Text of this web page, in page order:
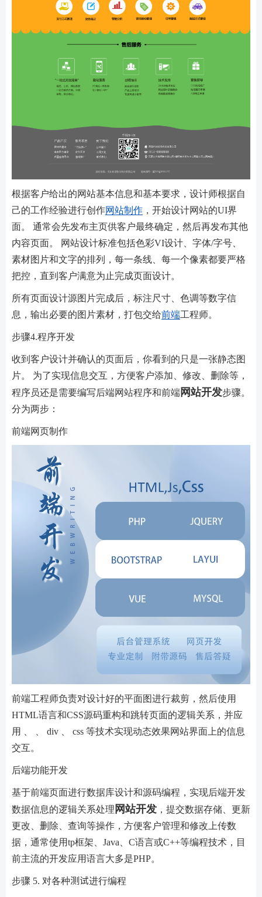
根据客户给出的网站基本信息和基本要求，设计师根据自
己的工作经验进行创作网站制作 ，开始设计网站的UI界
面。 通常会先发布主页供客户最终确定，然后再发布其他
内容页面。 网站设计标准包括色彩VI设计、字体/字号、
素材图片和文字的排列，每一条线、每一个像素都要严格
把控，直到客户满意为止完成页面设计。
所有页面设计源图片完成后，标注尺寸、色调等数字信
息，输出必要的图片素材，打包交给前端工程师。
步骤4.程序开发
收到客户设计并确认的页面后，你看到的只是一张静态图
片。 为了实现信息交互，方便客户添加、修改、删除等，
程序员还是需要编写后端网站程序和前端网站开发步骤。
分为两步：
前端网页制作
前端工程师负责对设计好的平面图进行裁剪，然后使用
HTML语言和CSS源码重构和跳转页面的逻辑关系，并应
用 、 、 div 、 css 等技术实现动态效果网站界面上的信息
交互。
后端功能开发
基于前端页面进行数据库设计和源码编程，实现后端开发
数据信息的逻辑关系处理 网站开发 ，提交数据存储、更新
更改、删除、查询等操作，方便客户管理和修改上传数
据，通常使用tp框架、Java、C语言或C++等编程技术，目
前主流的开发应用语言大多是PHP。
步骤 5. 对各种测试进行编程